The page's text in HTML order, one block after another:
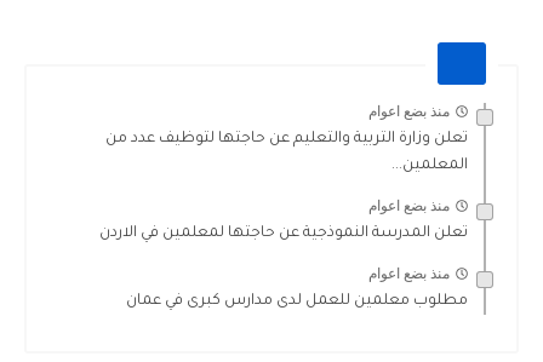
منذ بضع اعوام
تعلن وزارة التربية والتعليم عن حاجتها لتوظيف عدد من
المعلمين...
منذ بضع اعوام
تعلن المدرسة النموذجية عن حاجتها لمعلمين في الاردن
منذ بضع اعوام
مطلوب معلمين للعمل لدى مدارس كبرى في عمان